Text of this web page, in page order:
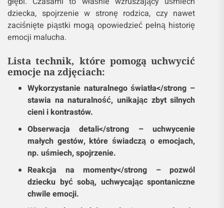
4. Uchwycenie szczegółów – małe gesty,
wielkie emocje
Emocje nie zawsze muszą być wyrażane za pomocą
całego ciała. Często wystarczą drobne gesty, jak
ściskanie rąk, obejmowanie się, dotyk dłoni czy
spojrzenie pełne miłości.
wiele emocji, zwłaszcza w fotografiach dziecięcych.
Fotografowie, którzy potrafią dostrzec te małe, ale
ważne momenty, tworzą zdjęcia, które są pełne
głębi. Czasami to właśnie wzruszający uśmiech
dziecka, spojrzenie w stronę rodzica, czy nawet
zaciśnięte piąstki mogą opowiedzieć pełną historię
emocji malucha.
Lista technik, które pomogą uchwycić
emocje na zdjęciach: